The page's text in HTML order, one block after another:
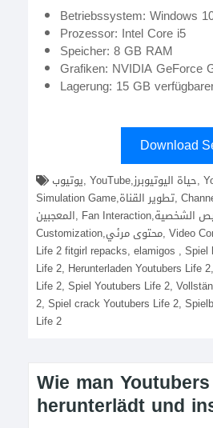
Betriebssystem: Windows
Prozessor: Intel Core i5
Speicher: 8 GB RAM
Grafiken: NVIDIA GeForce
Lagerung: 15 GB
Download
Simulation Game,تطوير القناة, Channel Development,تفاعل مع
المعجبين, Fan Interaction,تخصيص الشخصية, Character
Customization,محتوى مرئي, Video Content,download Youtubers
Life 2 fitgirl repacks, elamigos , Spiel
Life 2, Herunterladen Youtubers Life
Life 2, Spiel Youtubers Life 2,
2, Spiel crack Youtubers Life 2,
Life 2
Wie man
herunterlädt und